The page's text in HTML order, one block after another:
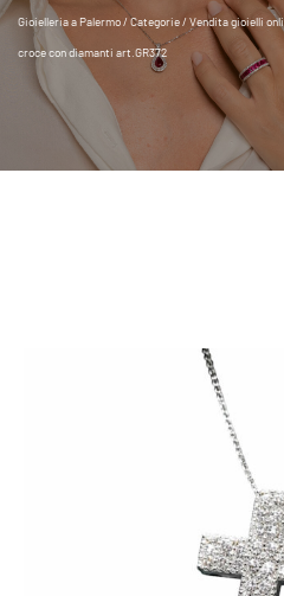
Gioielleria a Palermo/ Categorie/ Vendita gioielli
croce con diamanti art.GR372